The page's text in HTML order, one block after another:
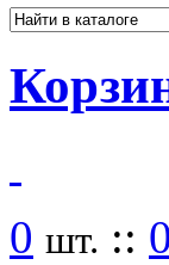
0 шт. ::